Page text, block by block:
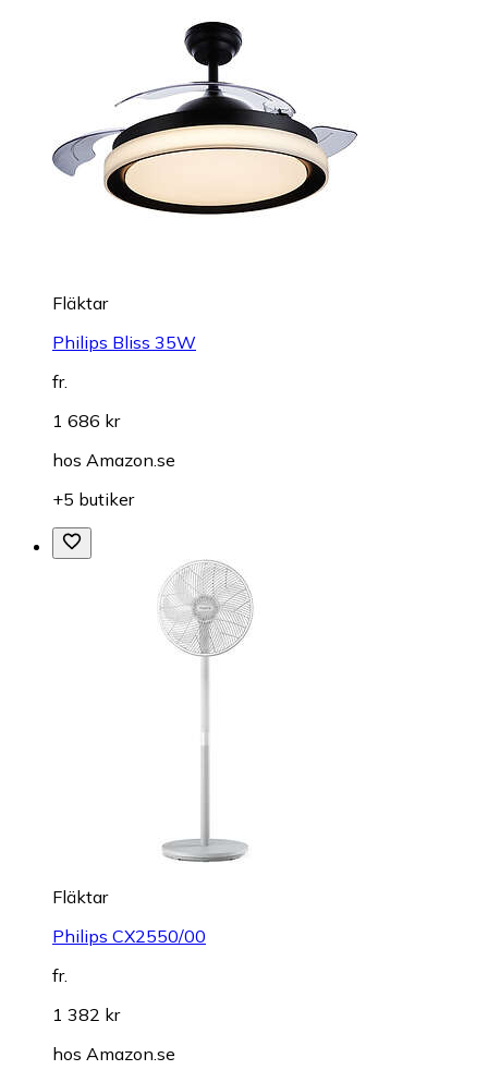
Fläktar
Philips Bliss 35W
fr.
1 686 kr
hos Amazon.se
+5 butiker
Fläktar
Philips CX2550/00
fr.
1 382 kr
hos Amazon.se